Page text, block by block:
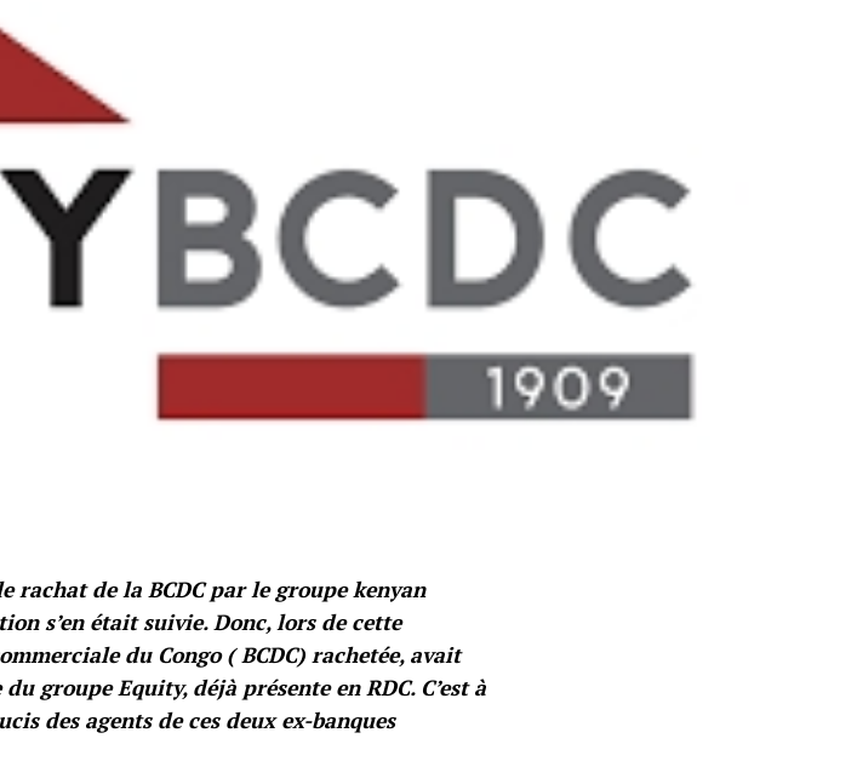
rachat de la BCDC par le groupe kenyan
s’en était suivie. Donc, lors de cette
du Congo ( BCDC) rachetée, avait
groupe Equity, déjà présente en RDC. C’est à
des agents de ces deux ex-banques